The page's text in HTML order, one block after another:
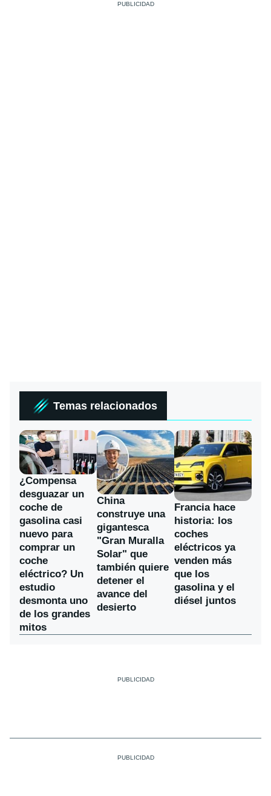
Temas relacionados
¿Compensa
desguazar un
coche de
gasolina casi
nuevo para
comprar un
coche
eléctrico? Un
estudio
desmonta uno
de los grandes
mitos
China
construye una
gigantesca
"Gran Muralla
Solar" que
también quiere
detener el
avance del
desierto
Francia hace
historia: los
coches
eléctricos ya
venden más
que los
gasolina y el
diésel juntos